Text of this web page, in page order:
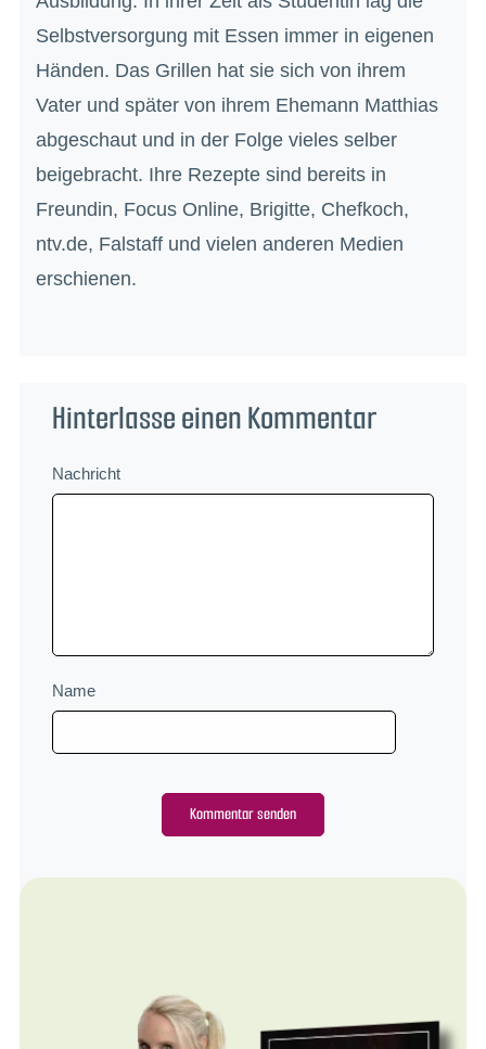
Selbstversorgung mit Essen immer in eigenen
Händen. Das Grillen hat sie sich von ihrem
Vater und später von ihrem Ehemann Matthias
abgeschaut und in der Folge vieles selber
beigebracht. Ihre Rezepte sind bereits in
Freundin, Focus Online, Brigitte, Chefkoch,
ntv.de, Falstaff und vielen anderen Medien
erschienen.
Hinterlasse einen Kommentar
Nachricht
Name